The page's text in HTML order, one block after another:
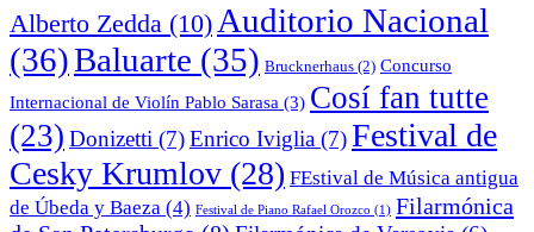
Alberto Zedda (10)Auditorio Nacional
(36)Baluarte (35) Brucknerhaus (2) Concurso
Internacional de Violín Pablo Sarasa (3) Cosí fan tutte
(23) Donizetti (7)Enrico Iviglia (7)Festival de
Cesky Krumlov (28) FEstival de Música antigua
de Úbeda y Baeza (4) Festival de Piano Rafael Orozco (1) Filarmónica